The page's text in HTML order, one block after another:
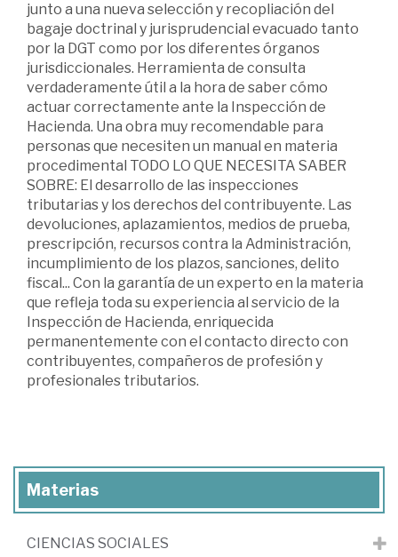
junto a una nueva selección y recopliación del
bagaje doctrinal y jurisprudencial evacuado tanto
por la DGT como por los diferentes órganos
jurisdiccionales. Herramienta de consulta
verdaderamente útil a la hora de saber cómo
actuar correctamente ante la Inspección de
Hacienda. Una obra muy recomendable para
personas que necesiten un manual en materia
procedimental TODO LO QUE NECESITA SABER
SOBRE: El desarrollo de las inspecciones
tributarias y los derechos del contribuyente. Las
devoluciones, aplazamientos, medios de prueba,
prescripción, recursos contra la Administración,
incumplimiento de los plazos, sanciones, delito
fiscal... Con la garantía de un experto en la materia
que refleja toda su experiencia al servicio de la
Inspección de Hacienda, enriquecida
permanentemente con el contacto directo con
contribuyentes, compañeros de profesión y
profesionales tributarios.
Materias
CIENCIAS SOCIALES